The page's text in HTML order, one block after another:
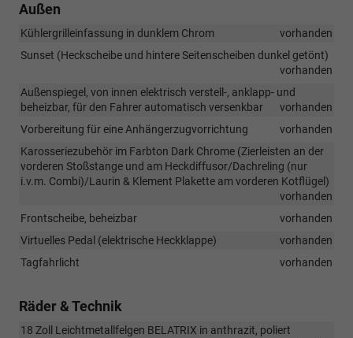
Außen
Kühlergrilleinfassung in dunklem Chrom
vorhanden
Sunset (Heckscheibe und hintere Seitenscheiben dunkel getönt)
vorhanden
Außenspiegel, von innen elektrisch verstell-, anklapp- und
beheizbar, für den Fahrer automatisch versenkbar
vorhanden
Vorbereitung für eine Anhängerzugvorrichtung
vorhanden
Karosseriezubehör im Farbton Dark Chrome (Zierleisten an der
vorderen Stoßstange und am Heckdiffusor/Dachreling (nur
i.v.m. Combi)/Laurin & Klement Plakette am vorderen Kotflügel)
vorhanden
Frontscheibe, beheizbar
vorhanden
Virtuelles Pedal (elektrische Heckklappe)
vorhanden
Tagfahrlicht
vorhanden
Räder & Technik
18 Zoll Leichtmetallfelgen BELATRIX in anthrazit, poliert